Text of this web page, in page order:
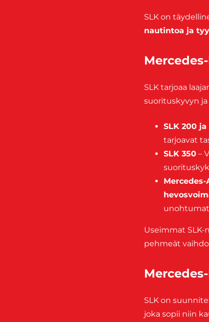
SLK on
nautintoa ja
SLK tarjoaa
suorituskyvyn
SLK 200 ja
tarjoavat
SLK 350 –
Mercedes-
Useimmat
pehmeät
SLK on
joka sopii niin